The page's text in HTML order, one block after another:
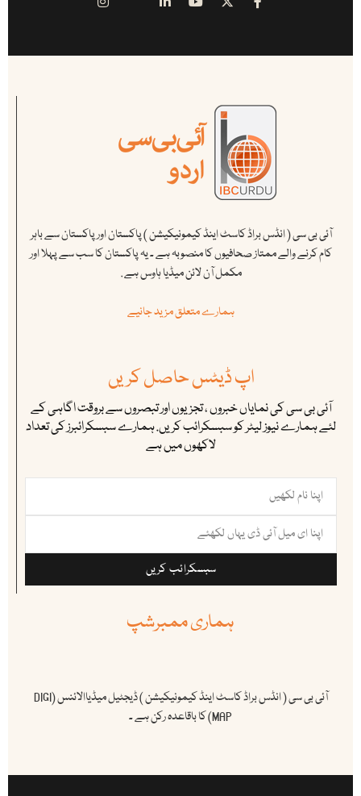
آئی بی سی ( انڈس براڈ کاسٹ اینڈ کیمونیکیشن ) پاکستان اور پاکستان سے باہر
کام کرنے والے ممتاز صحافیوں کا منصوبہ ہے ۔ یہ پاکستان کا سب سے پہلا اور
مکمل آن لائن میڈیا ہاوس ہے .
ہمارے متعلق مزید جانیے
اپ ڈیٹس حاصل کریں
آئی بی سی کی نمایاں خبروں ، تجزیوں اور تبصروں سے بروقت اگاہی کے
لئے ہمارے نیوز لیٹر کو سبسکرائب کریں. ہمارے سبسکرائبرز کی تعداد
لاکھوں میں ہے
سبسکرائب کریں
ہماری ممبرشپ
آئی بی سی ( انڈس براڈ کاسٹ اینڈ کیمونیکیشن ) ڈیجٹیل میڈیاالائنس (DIGI
MAP) کا باقاعدہ رکن ہے ۔